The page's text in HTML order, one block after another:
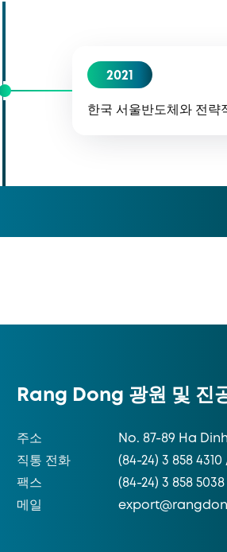
2021
한국 서울반도체와 전략
Rang Dong 광원 및 진
주소
No. 87-89 Ha
직통 전화
(84-24) 3 858 4310
팩스
(84-24) 3 858 5038
메일